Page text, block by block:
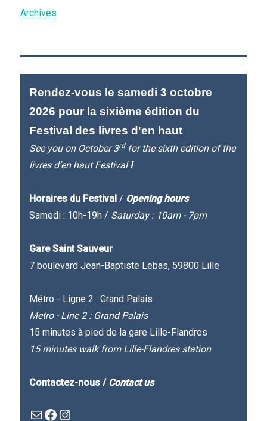
Archives
Rendez-vous le samedi 3 octobre
2026 pour la sixième édition du
Festival des livres d'en haut
See you on October 3rdfor the sixth edition of the
livres d’en haut Festival!
Horaires du Festival / Opening hours
Samedi : 10h-19h / Saturday : 10am - 7pm
Gare Saint Sauveur
7 boulevard Jean-Baptiste Lebas, 59800 Lille
Métro - Ligne 2 : Grand Palais
Metro - Line 2 : Grand Palais
15 minutes à pied de la gare Lille-Flandres
15 minutes walk from Lille-Flandres station
Contactez-nous / Contact us
Mail
Facebook : Festivla des livres d'en hautInstagram